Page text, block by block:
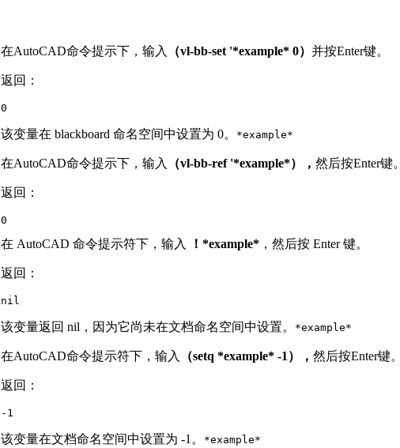
在AutoCAD命令提示下，输入 （vl-bb-set '*example* 0） 并按Enter键。
返回：
0
该变量在 blackboard 命名空间中设置为 0。 *example*
在AutoCAD命令提示下，输入 （vl-bb-ref '*example*）， 然后按Enter键。
返回：
0
在 AutoCAD 命令提示符下，输入 ！*example* ，然后按 Enter 键。
返回：
nil
该变量返回 nil，因为它尚未在文档命名空间中设置。 *example*
在AutoCAD命令提示符下，输入 （setq *example* -1）， 然后按Enter键。
返回：
-1
该变量在文档命名空间中设置为 -1。 *example*